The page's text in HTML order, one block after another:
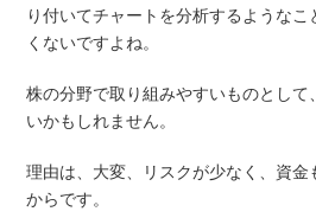
り付いてチャートを分析するような
くないですよね。
株の分野で取り組みやすいものとして
いかもしれません。
理由は、大変、リスクが少なく、資
からです。